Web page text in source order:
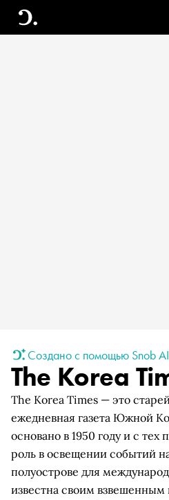
Создано с помощью Snob AI
The Korea
The Korea Times — это
ежедневная газета Южной
основано в 1950 году и с тех
роль в освещении событий
полуострове для
известна своим взвешенным